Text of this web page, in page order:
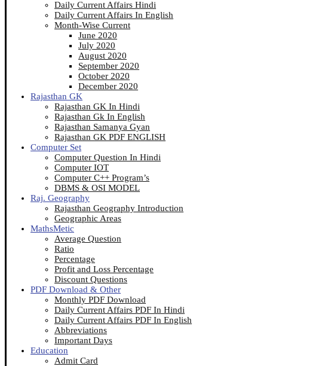
Daily Current Affairs Hindi
Daily Current Affairs In English
Month-Wise Current
June 2020
July 2020
August 2020
September 2020
October 2020
December 2020
Rajasthan GK
Rajasthan GK In Hindi
Rajasthan Gk In English
Rajasthan Samanya Gyan
Rajasthan GK PDF ENGLISH
Computer Set
Computer Question In Hindi
Computer IOT
Computer C++ Program’s
DBMS & OSI MODEL
Raj. Geography
Rajasthan Geography Introduction
Geographic Areas
MathsMetic
Average Question
Ratio
Percentage
Profit and Loss Percentage
Discount Questions
PDF Download & Other
Monthly PDF Download
Daily Current Affairs PDF In Hindi
Daily Current Affairs PDF In English
Abbreviations
Important Days
Education
Admit Card